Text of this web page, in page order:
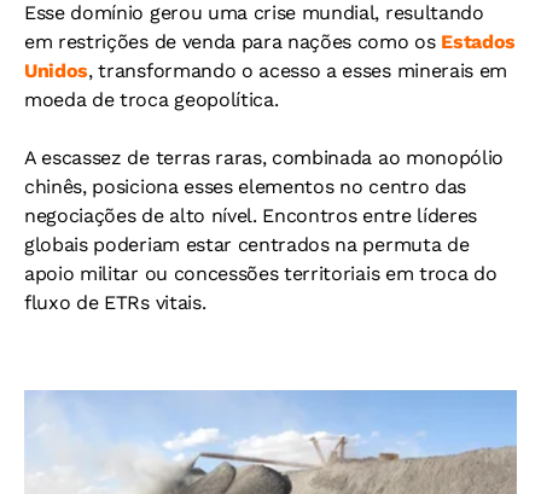
Esse domínio gerou uma crise mundial, resultando
em restrições de venda para nações como os Estados
Unidos, transformando o acesso a esses minerais em
moeda de troca geopolítica.
A escassez de terras raras, combinada ao monopólio
chinês, posiciona esses elementos no centro das
negociações de alto nível. Encontros entre líderes
globais poderiam estar centrados na permuta de
apoio militar ou concessões territoriais em troca do
fluxo de ETRs vitais.